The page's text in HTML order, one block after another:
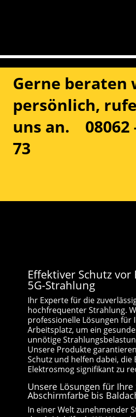
Gerne beraten
persönlich,
uns an. 08062
73
Effektiver Schutz
5G-Strahlung
Ihr Experte für die
hochfrequenter Strahlung.
professionelle Lösungen für
Arbeitsplatz, um ein
unnötige
Unsere Produkte
Schutz und helfen dabei, die
Elektrosmog signifikant zu
Unsere Lösungen für
Abschirmfarbe bis
In einer Welt zunehmender